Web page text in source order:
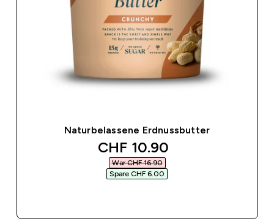
Naturbelassene Erdnussbutter
discounted price
CHF 10.90‎
War CHF 16.90‎
Spare CHF 6.00‎